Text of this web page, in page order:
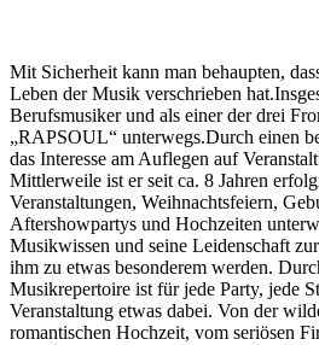
Mit Sicherheit kann man behaupten,
Leben der Musik verschrieben
Berufsmusiker und als einer der drei
„RAPSOUL“ unterwegs.Durch einen
das Interesse am Auflegen auf
Mittlerweile ist er seit ca. 8 Jahren
Veranstaltungen, Weihnachtsfeiern,
Aftershowpartys und Hochzeiten
Musikwissen und seine Leidenschaft
ihm zu etwas besonderem werden.
Musikrepertoire ist für jede Party, jede
Veranstaltung etwas dabei. Von der
romantischen Hochzeit, vom seriösen